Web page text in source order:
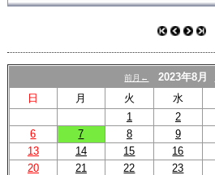
スケジュール
ブログ
前月← 2023年8月
日 月 火 水
1
2
6
7 8 9
13
14 15 16
20
21 22 23